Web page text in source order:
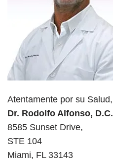
Atentamente por su Salud,
Dr. Rodolfo Alfonso, D.C.
8585 Sunset Drive,
STE 104
Miami, FL 33143